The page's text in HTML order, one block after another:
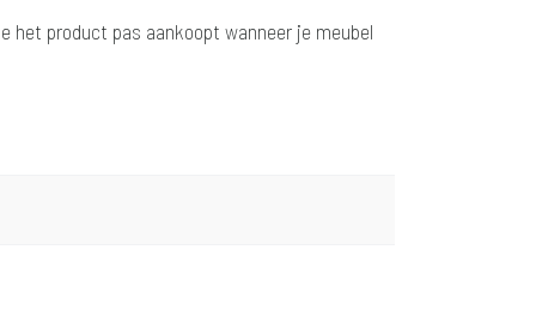
het product pas aankoopt wanneer je meubel